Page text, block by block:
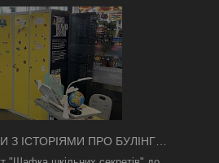
З ІСТОРІЯМИ ПРО БУЛІНГ
В КИЄВІ